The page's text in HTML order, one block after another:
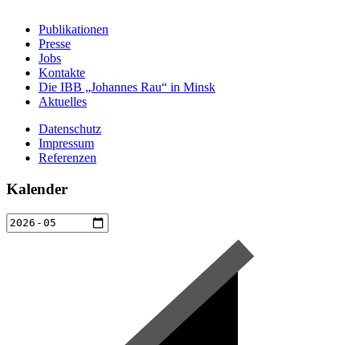
Publikationen
Presse
Jobs
Kontakte
Die IBB „Johannes Rau“ in Minsk
Aktuelles
Datenschutz
Impressum
Referenzen
Kalender